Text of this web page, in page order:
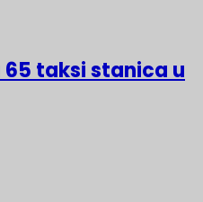
taksi stanica u